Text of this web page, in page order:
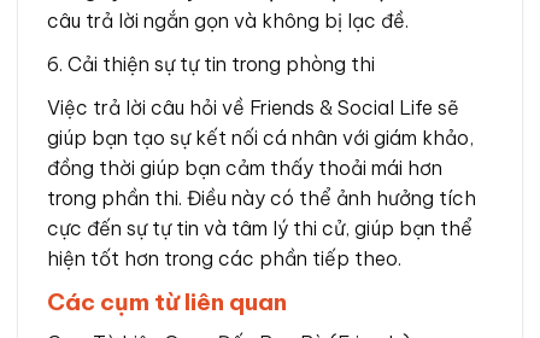
câu trả lời ngắn gọn và không bị lạc đề.
6. Cải thiện sự tự tin trong phòng thi
Việc trả lời câu hỏi về Friends & Social Life sẽ
giúp bạn tạo sự kết nối cá nhân với giám khảo,
đồng thời giúp bạn cảm thấy thoải mái hơn
trong phần thi. Điều này có thể ảnh hưởng tích
cực đến sự tự tin và tâm lý thi cử, giúp bạn thể
hiện tốt hơn trong các phần tiếp theo.
Các cụm từ liên quan